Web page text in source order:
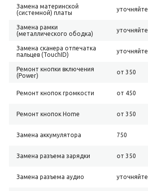
Замена материнской
(системной) платы
уточняйте
Замена рамки
(металлического ободка)
уточняйте
Замена сканера отпечатка
пальцев (TouchID)
уточняйте
Ремонт кнопки включения
(Power)
от 350
Ремонт кнопок громкости от 450
Ремонт кнопок Home от 350
Замена аккумулятора 750
Замена разъема зарядки от 350
Замена разъема аудио уточняйте